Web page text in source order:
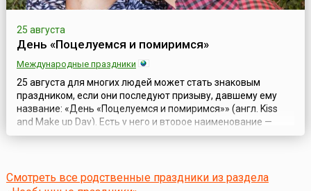
25 августа
День «Поцелуемся и помиримся»
Международные праздники
25 августа для многих людей может стать знаковым
праздником, если они последуют призыву, давшему ему
название: «День «Поцелуемся и помиримся»» (англ. Kiss
and Make up Day). Есть у него и второе наименование —
День примирительного поцелуя.Поцелуй — один из
влюблёнными, родственниками, родителями и детьми, д...
Смотреть все родственные праздники из раздела